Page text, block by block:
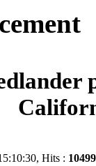
Hits : 10499